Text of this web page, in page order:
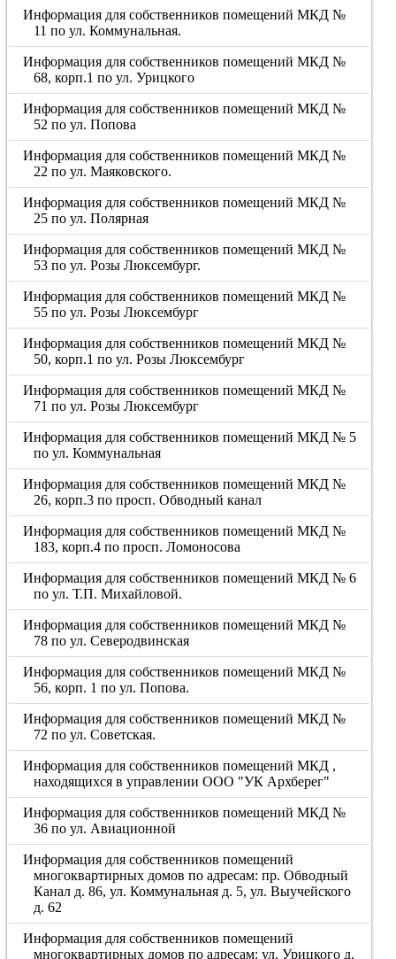
Информация для собственников помещений МКД №
11 по ул. Коммунальная.
Информация для собственников помещений МКД №
68, корп.1 по ул. Урицкого
Информация для собственников помещений МКД №
52 по ул. Попова
Информация для собственников помещений МКД №
22 по ул. Маяковского.
Информация для собственников помещений МКД №
25 по ул. Полярная
Информация для собственников помещений МКД №
53 по ул. Розы Люксембург.
Информация для собственников помещений МКД №
55 по ул. Розы Люксембург
Информация для собственников помещений МКД №
50, корп.1 по ул. Розы Люксембург
Информация для собственников помещений МКД №
71 по ул. Розы Люксембург
Информация для собственников помещений МКД № 5
по ул. Коммунальная
Информация для собственников помещений МКД №
26, корп.3 по просп. Обводный канал
Информация для собственников помещений МКД №
183, корп.4 по просп. Ломоносова
Информация для собственников помещений МКД № 6
по ул. Т.П. Михайловой.
Информация для собственников помещений МКД №
78 по ул. Северодвинская
Информация для собственников помещений МКД №
56, корп. 1 по ул. Попова.
Информация для собственников помещений МКД №
72 по ул. Советская.
Информация для собственников помещений МКД ,
находящихся в управлении ООО "УК Архберег"
Информация для собственников помещений МКД №
36 по ул. Авиационной
Информация для собственников помещений
многоквартирных домов по адресам: пр. Обводный
Канал д. 86, ул. Коммунальная д. 5, ул. Выучейского
д. 62
Информация для собственников помещений
многоквартирных домов по адресам: ул. Урицкого д.